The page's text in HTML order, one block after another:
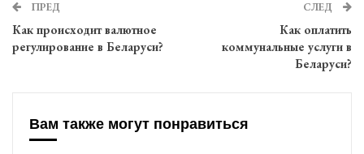
ПРЕД
Как происходит валютное
регулирование в Беларуси?
СЛЕД
Как оплатить
коммунальные услуги в
Беларуси?
Вам также могут понравиться